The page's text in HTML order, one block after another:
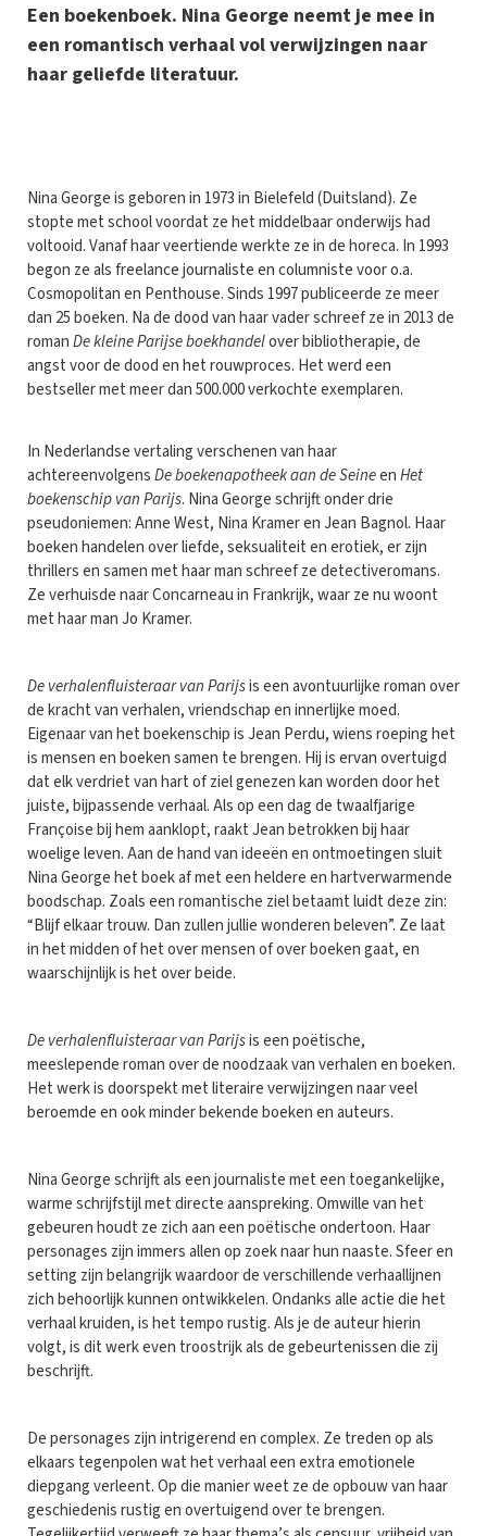
Een boekenboek. Nina George neemt je mee in
een romantisch verhaal vol verwijzingen naar
haar geliefde literatuur.
Nina George is geboren in 1973 in Bielefeld (Duitsland). Ze
stopte met school voordat ze het middelbaar onderwijs had
voltooid. Vanaf haar veertiende werkte ze in de horeca. In 1993
begon ze als freelance journaliste en columniste voor o.a.
Cosmopolitan en Penthouse. Sinds 1997 publiceerde ze meer
dan 25 boeken. Na de dood van haar vader schreef ze in 2013 de
romanDe kleine Parijse boekhandelover bibliotherapie, de
angst voor de dood en het rouwproces. Het werd een
bestseller met meer dan 500.000 verkochte exemplaren.
In Nederlandse vertaling verschenen van haar
achtereenvolgensDe boekenapotheek aan de SeineenHet
boekenschip van Parijs. Nina George schrijft onder drie
pseudoniemen: Anne West, Nina Kramer en Jean Bagnol. Haar
boeken handelen over liefde, seksualiteit en erotiek, er zijn
thrillers en samen met haar man schreef ze detectiveromans.
Ze verhuisde naar Concarneau in Frankrijk, waar ze nu woont
met haar man Jo Kramer.
De verhalenfluisteraar van Parijsis een avontuurlijke roman over
de kracht van verhalen, vriendschap en innerlijke moed.
Eigenaar van het boekenschip is Jean Perdu, wiens roeping het
is mensen en boeken samen te brengen. Hij is ervan overtuigd
dat elk verdriet van hart of ziel genezen kan worden door het
juiste, bijpassende verhaal. Als op een dag de twaalfjarige
Françoise bij hem aanklopt, raakt Jean betrokken bij haar
woelige leven. Aan de hand van ideeën en ontmoetingen sluit
Nina George het boek af met een heldere en hartverwarmende
boodschap. Zoals een romantische ziel betaamt luidt deze zin:
“Blijf elkaar trouw. Dan zullen jullie wonderen beleven”. Ze laat
in het midden of het over mensen of over boeken gaat, en
waarschijnlijk is het over beide.
De verhalenfluisteraar van Parijsis een poëtische,
meeslepende roman over de noodzaak van verhalen en boeken.
Het werk is doorspekt met literaire verwijzingen naar veel
beroemde en ook minder bekende boeken en auteurs.
Nina George schrijft als een journaliste met een toegankelijke,
warme schrijfstijl met directe aanspreking. Omwille van het
gebeuren houdt ze zich aan een poëtische ondertoon. Haar
personages zijn immers allen op zoek naar hun naaste. Sfeer en
setting zijn belangrijk waardoor de verschillende verhaallijnen
zich behoorlijk kunnen ontwikkelen. Ondanks alle actie die het
verhaal kruiden, is het tempo rustig. Als je de auteur hierin
volgt, is dit werk even troostrijk als de gebeurtenissen die zij
beschrijft.
De personages zijn intrigerend en complex. Ze treden op als
elkaars tegenpolen wat het verhaal een extra emotionele
diepgang verleent. Op die manier weet ze de opbouw van haar
geschiedenis rustig en overtuigend over te brengen.